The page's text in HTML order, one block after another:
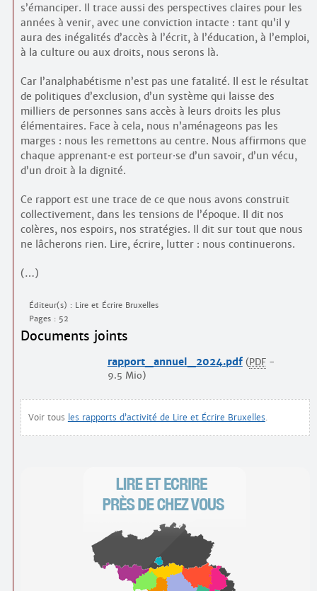
s’émanciper. Il trace aussi des perspectives claires pour les
années à venir, avec une conviction intacte : tant qu’il y
aura des inégalités d’accès à l’écrit, à l’éducation, à l’emploi,
à la culture ou aux droits, nous serons là.
Car l’analphabétisme n’est pas une fatalité. Il est le résultat
de politiques d’exclusion, d’un système qui laisse des
milliers de personnes sans accès à leurs droits les plus
élémentaires. Face à cela, nous n’aménageons pas les
marges : nous les remettons au centre. Nous affirmons que
chaque apprenant·e est porteur·se d’un savoir, d’un vécu,
d’un droit à la dignité.
Ce rapport est une trace de ce que nous avons construit
collectivement, dans les tensions de l’époque. Il dit nos
colères, nos espoirs, nos stratégies. Il dit sur tout que nous
ne lâcherons rien. Lire, écrire, lutter : nous continuerons.
(…)
Éditeur(s) : Lire et Écrire Bruxelles
Pages : 52
Documents joints
rapport_annuel_2024.pdf ( PDF-
9.5 Mio)
Voir tous les rapports d’activité de Lire et Écrire Bruxelles.